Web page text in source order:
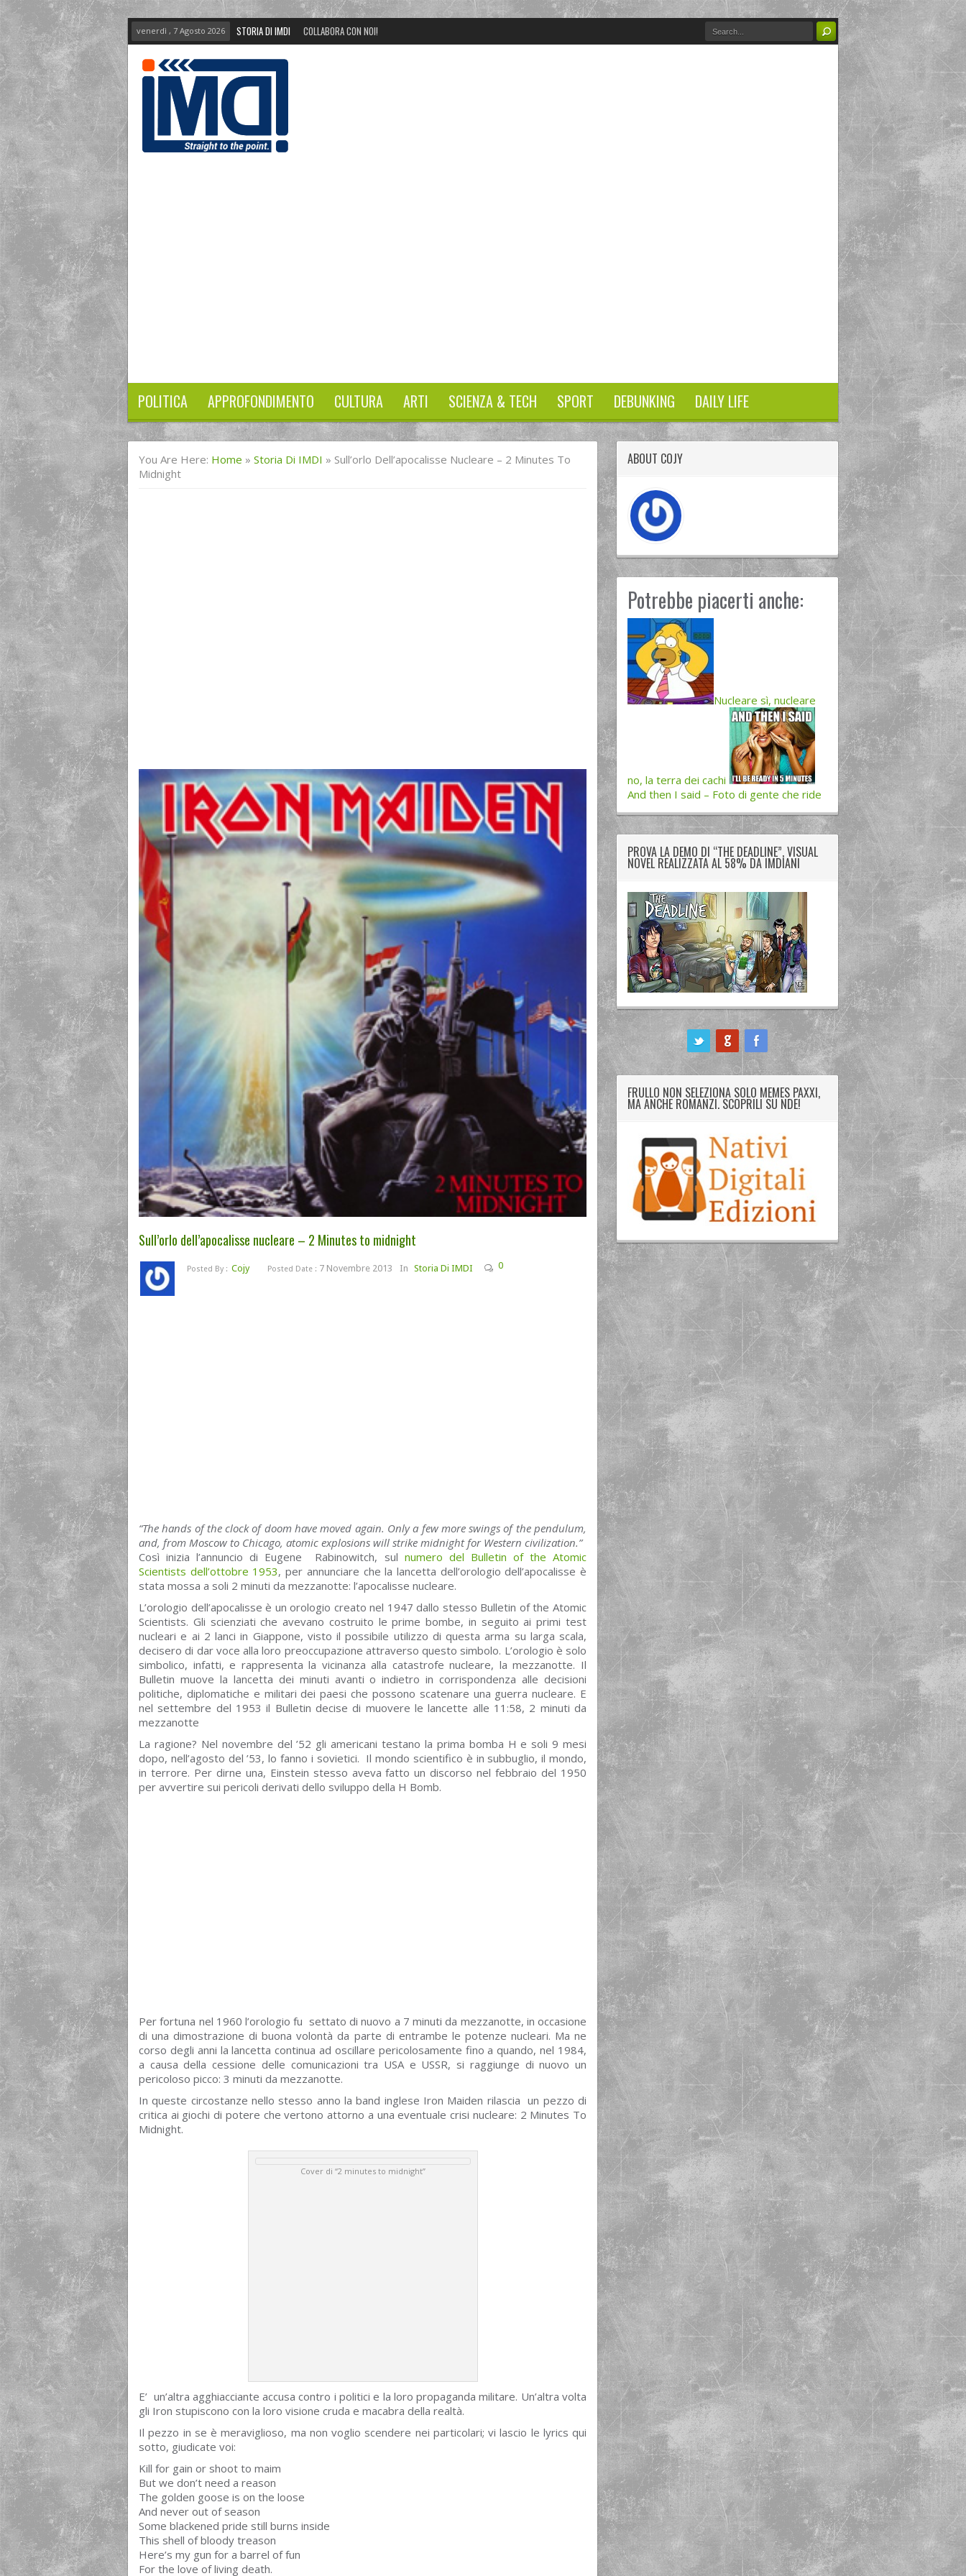
venerdì , 7 Agosto 2026 STORIA DI IMDI COLLABORA CON NOI!
POLITICA APPROFONDIMENTO CULTURA ARTI SCIENZA & TECH SPORT DEBUNKING DAILY LIFE
You Are Here: Home » Storia Di IMDI » Sull’orlo Dell’apocalisse Nucleare – 2 Minutes To
Midnight
Sull’orlo dell’apocalisse nucleare – 2 Minutes to midnight
Posted By : Cojy Posted Date : 7 Novembre 2013 In Storia Di IMDI 0
“The hands of the clock of doom have moved again. Only a few more swings of the pendulum,
and, from Moscow to Chicago, atomic explosions will strike midnight for Western civilization.”
Così inizia l’annuncio di Eugene Rabinowitch, sul numero del Bulletin of the Atomic
Scientists dell’ottobre 1953, per annunciare che la lancetta dell’orologio dell’apocalisse è
stata mossa a soli 2 minuti da mezzanotte: l’apocalisse nucleare.
L’orologio dell’apocalisse è un orologio creato nel 1947 dallo stesso Bulletin of the Atomic
Scientists. Gli scienziati che avevano costruito le prime bombe, in seguito ai primi test
nucleari e ai 2 lanci in Giappone, visto il possibile utilizzo di questa arma su larga scala,
decisero di dar voce alla loro preoccupazione attraverso questo simbolo. L’orologio è solo
simbolico, infatti, e rappresenta la vicinanza alla catastrofe nucleare, la mezzanotte. Il
Bulletin muove la lancetta dei minuti avanti o indietro in corrispondenza alle decisioni
politiche, diplomatiche e militari dei paesi che possono scatenare una guerra nucleare. E
nel settembre del 1953 il Bulletin decise di muovere le lancette alle 11:58, 2 minuti da
mezzanotte
La ragione? Nel novembre del ’52 gli americani testano la prima bomba H e soli 9 mesi
dopo, nell’agosto del ’53, lo fanno i sovietici. Il mondo scientifico è in subbuglio, il mondo,
in terrore. Per dirne una, Einstein stesso aveva fatto un discorso nel febbraio del 1950
per avvertire sui pericoli derivati dello sviluppo della H Bomb.
Per fortuna nel 1960 l’orologio fu settato di nuovo a 7 minuti da mezzanotte, in occasione
di una dimostrazione di buona volontà da parte di entrambe le potenze nucleari. Ma ne
corso degli anni la lancetta continua ad oscillare pericolosamente fino a quando, nel 1984,
a causa della cessione delle comunicazioni tra USA e USSR, si raggiunge di nuovo un
pericoloso picco: 3 minuti da mezzanotte.
In queste circostanze nello stesso anno la band inglese Iron Maiden rilascia un pezzo di
critica ai giochi di potere che vertono attorno a una eventuale crisi nucleare: 2 Minutes To
Midnight.
Cover di “2 minutes to midnight”
E’ un’altra agghiacciante accusa contro i politici e la loro propaganda militare. Un’altra volta
gli Iron stupiscono con la loro visione cruda e macabra della realtà.
Il pezzo in se è meraviglioso, ma non voglio scendere nei particolari; vi lascio le lyrics qui
sotto, giudicate voi:
Kill for gain or shoot to maim
But we don’t need a reason
The golden goose is on the loose
And never out of season
Some blackened pride still burns inside
This shell of bloody treason
Here’s my gun for a barrel of fun
For the love of living death.
ABOUT COJY
Potrebbe piacerti anche:
Nucleare sì, nucleare
no, la terra dei cachi
And then I said – Foto di gente che ride
PROVA LA DEMO DI “THE DEADLINE”, VISUAL
NOVEL REALIZZATA AL 58% DA IMDIANI
twittergoogleplusfacebook
FRULLO NON SELEZIONA SOLO MEMES PAXXI,
MA ANCHE ROMANZI. SCOPRILI SU NDE!